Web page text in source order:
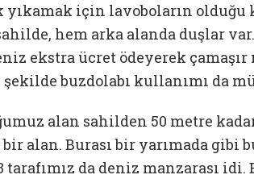
yıkamak için lavoboların olduğu
hem arka alanda duşlar var.
ekstra ücret ödeyerek
şekilde buzdolabı kullanımı da
alan sahilden 50 metre
alan. Burası bir yarımada gibi
da deniz manzarası